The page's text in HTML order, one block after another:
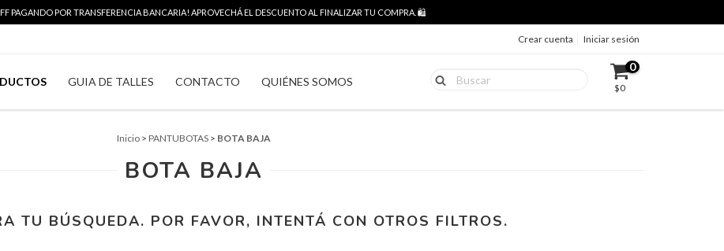
PAGANDO POR TRANSFERENCIA BANCARIA! APROVECHÁ EL DESCUENTO AL FINALIZAR TU COMPRA. 🛍️
Crear cuenta Iniciar sesión
GUIA DE TALLES CONTACTO QUIÉNES SOMOS
0
$0
Inicio > PANTUBOTAS > BOTA BAJA
BOTA BAJA
TU BÚSQUEDA. POR FAVOR, INTENTÁ CON OTROS FILTROS.